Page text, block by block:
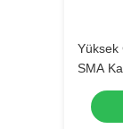
Yüksek
SMA
Altın